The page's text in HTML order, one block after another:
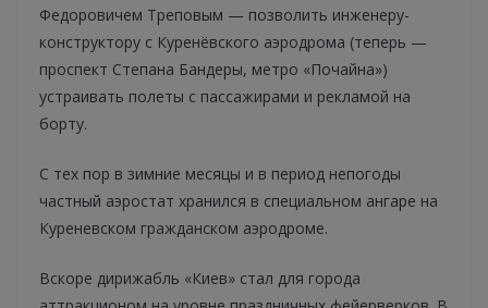
Федоровичем Треповым — позволить инженеру-
конструктору с Куренёвского аэродрома (теперь —
проспект Степана Бандеры, метро «Почайна»)
устраивать полеты с пассажирами и рекламой на
борту.
С тех пор в зимние месяцы и в период непогоды
частный аэростат хранился в специальном ангаре на
Куреневском гражданском аэродроме.
Вскоре дирижабль «Киев» стал для города